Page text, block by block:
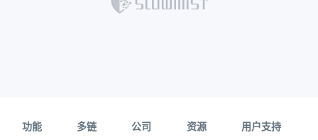
功能
多链
公司
资源
用户支持